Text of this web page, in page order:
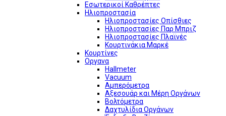
Εσωτερικοί Καθρέπτες
Ηλιοπροστασία
Ηλιοπροστασίες Οπίσθιες
Ηλιοπροστασίες Παρ Μπριζ
Ηλιοπροστασίες Πλαϊνές
Κουρτινάκια Μαρκέ
Κουρτίνες
Οργανα
Hallmeter
Vacuum
Αμπερόμετρα
Αξεσουάρ και Μέρη Οργάνων
Βολτόμετρα
Δαχτυλίδια Οργάνων